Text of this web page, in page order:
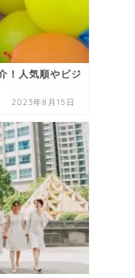
！人気順やビジ
2023年8月15日